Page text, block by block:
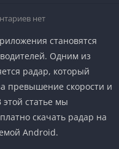
нет
становятся
Одним из
радар, который
превышение скорости и
этой статье мы
скачать радар на
Android.